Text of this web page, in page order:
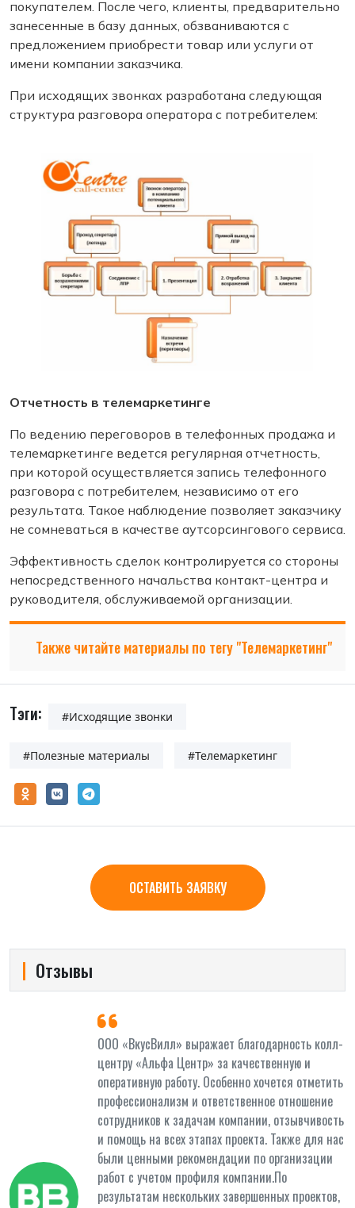
покупателем. После чего, клиенты, предварительно
занесенные в базу данных, обзваниваются с
предложением приобрести товар или услуги от
имени компании заказчика.
При исходящих звонках разработана следующая
структура разговора оператора с потребителем:
Отчетность в телемаркетинге
По ведению переговоров в телефонных продажа и
телемаркетинге ведется регулярная отчетность,
при которой осуществляется запись телефонного
разговора с потребителем, независимо от его
результата. Такое наблюдение позволяет заказчику
не сомневаться в качестве аутсорсингового сервиса.
Эффективность сделок контролируется со стороны
непосредственного начальства контакт-центра и
руководителя, обслуживаемой организации.
Также читайте материалы по тегу "Телемаркетинг"
Тэги: #Исходящие звонки
#Полезные материалы #Телемаркетинг
ОСТАВИТЬ ЗАЯВКУ
Отзывы
ООО «ВкусВилл» выражает благодарность колл-
центру «Альфа Центр» за качественную и
оперативную работу. Особенно хочется отметить
профессионализм и ответственное отношение
сотрудников к задачам компании, отзывчивость
и помощь на всех этапах проекта. Также для нас
были ценными рекомендации по организации
работ с учетом профиля компании.По
результатам нескольких завершенных проектов,